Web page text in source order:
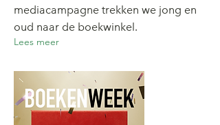
mediacampagne trekken we jong en
oud naar de boekwinkel.
Lees meer